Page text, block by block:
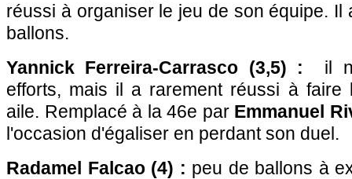
réussi à organiser le jeu de son équipe. Il
ballons.
Yannick Ferreira-Carrasco (3,5) : il
efforts, mais il a rarement réussi à faire
aile. Remplacé à la 46e par Emmanuel
l'occasion d'égaliser en perdant son duel.
Radamel Falcao (4) : peu de ballons à